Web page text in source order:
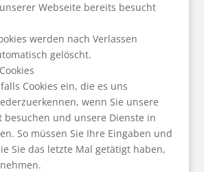
Webseite bereits besucht
werden nach Verlassen
gelöscht.
Cookies ein, die es uns
wenn Sie unsere
besuchen und unsere Dienste in
So müssen Sie Ihre Eingaben und
Sie das letzte Mal getätigt haben,